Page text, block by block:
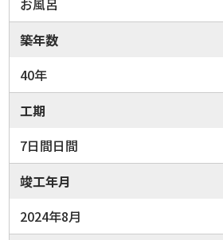
築年数
40年
工期
7日間日間
竣工年月
2024年8月